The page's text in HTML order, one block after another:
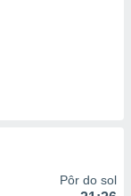
Pôr do sol